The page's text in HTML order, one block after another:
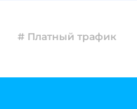
# Платный трафик